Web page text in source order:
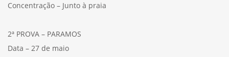
Concentração – Junto à praia
2ª PROVA – PARAMOS
Data – 27 de maio